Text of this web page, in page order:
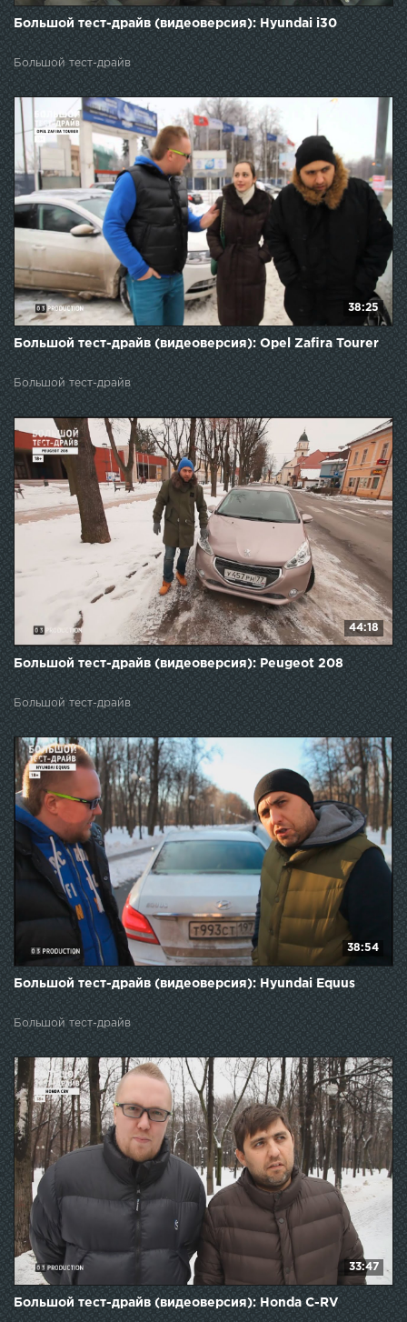
Большой тест-драйв (видеоверсия): Hyundai i30
Большой тест-драйв
38:25
Большой тест-драйв (видеоверсия): Opel Zafira Tourer
Большой тест-драйв
44:18
Большой тест-драйв (видеоверсия): Peugeot 208
Большой тест-драйв
38:54
Большой тест-драйв (видеоверсия): Hyundai Equus
Большой тест-драйв
33:47
Большой тест-драйв (видеоверсия): Honda C-RV